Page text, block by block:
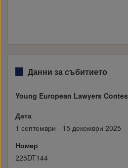
Данни за събитието
Young European Lawyers
Дата
1 септември - 15 декември 2025
Номер
225DT144